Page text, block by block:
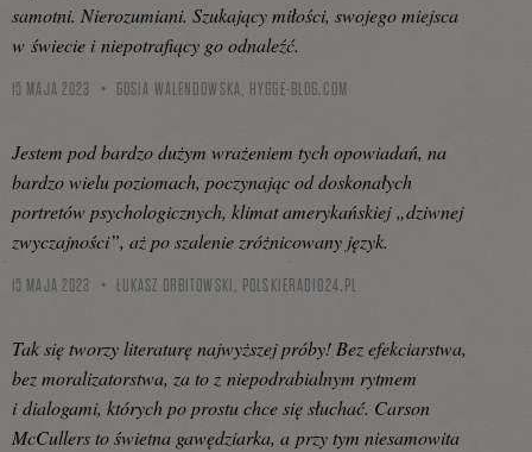
samotni. Nierozumiani. Szukający miłości, swojego miejsca
w świecie i niepotrafiący go odnaleźć.
15 MAJA 2023 GOSIA WALENDOWSKA, HYGGE-BLOG.COM
Jestem pod bardzo dużym wrażeniem tych opowiadań, na
bardzo wielu poziomach, poczynając od doskonałych
portretów psychologicznych, klimat amerykańskiej „dziwnej
zwyczajności”, aż po szalenie zróżnicowany język.
15 MAJA 2023 ŁUKASZ ORBITOWSKI, POLSKIERADIO24.PL
Tak się tworzy literaturę najwyższej próby! Bez efekciarstwa,
bez moralizatorstwa, za to z niepodrabialnym rytmem
i dialogami, których po prostu chce się słuchać. Carson
McCullers to świetna gawędziarka, a przy tym niesamowita